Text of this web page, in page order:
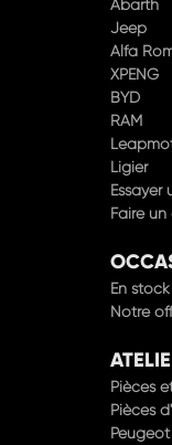
Abarth
Jeep
Alfa
XPENG
BYD
RAM
Ligier
Essayer
Faire un
En stock
Notre
Pièces
Pièces
Peugeot